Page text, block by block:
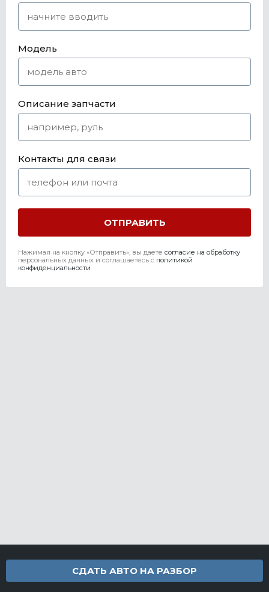
Модель
Описание запчасти
Контакты для связи
Нажимая на кнопку «Отправить», вы даете согласие на обработку
персональных данных и соглашаетесь c политикой
конфиденциальности
СДАТЬ АВТО НА РАЗБОР